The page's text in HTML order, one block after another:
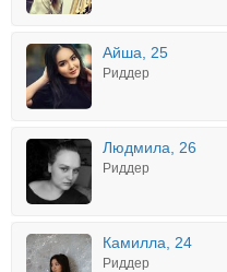
Айша, 25
Риддер
Людмила, 26
Риддер
Камилла, 24
Риддер